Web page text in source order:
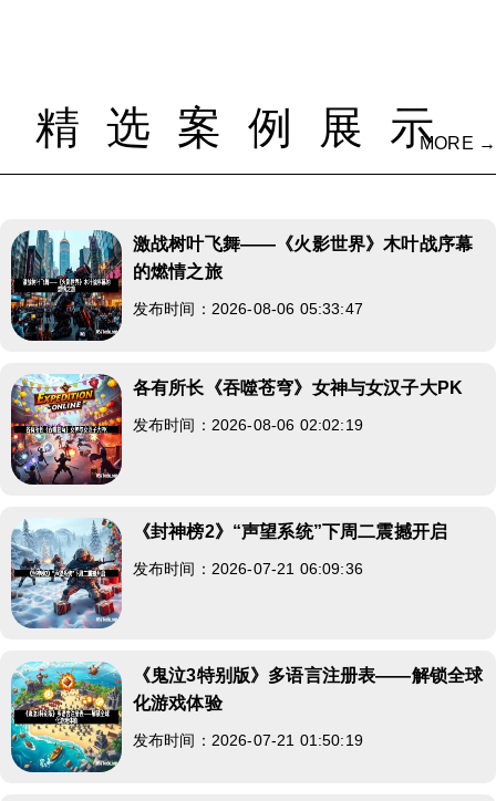
精选案例展示MORE →
激战树叶飞舞——《火影世界》木叶战序幕
的燃情之旅
发布时间：2026-08-06 05:33:47
各有所长《吞噬苍穹》女神与女汉子大PK
发布时间：2026-08-06 02:02:19
《封神榜2》“声望系统”下周二震撼开启
发布时间：2026-07-21 06:09:36
《鬼泣3特别版》多语言注册表——解锁全球
化游戏体验
发布时间：2026-07-21 01:50:19